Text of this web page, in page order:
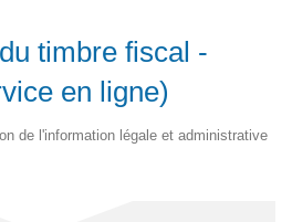
timbre fiscal -
en ligne)
de l'information légale et administrative